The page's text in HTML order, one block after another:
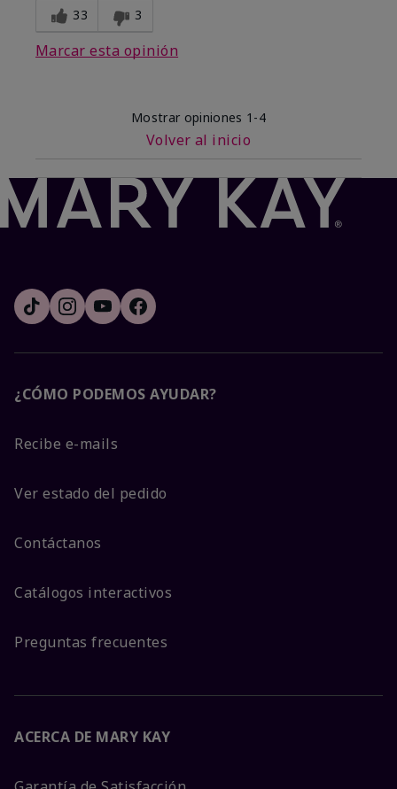
33 3
Marcar esta opinión
Mostrar opiniones 1-4
Volver al inicio
¿CÓMO PODEMOS AYUDAR?
Recibe e-mails
Ver estado del pedido
Contáctanos
Catálogos interactivos
Preguntas frecuentes
ACERCA DE MARY KAY